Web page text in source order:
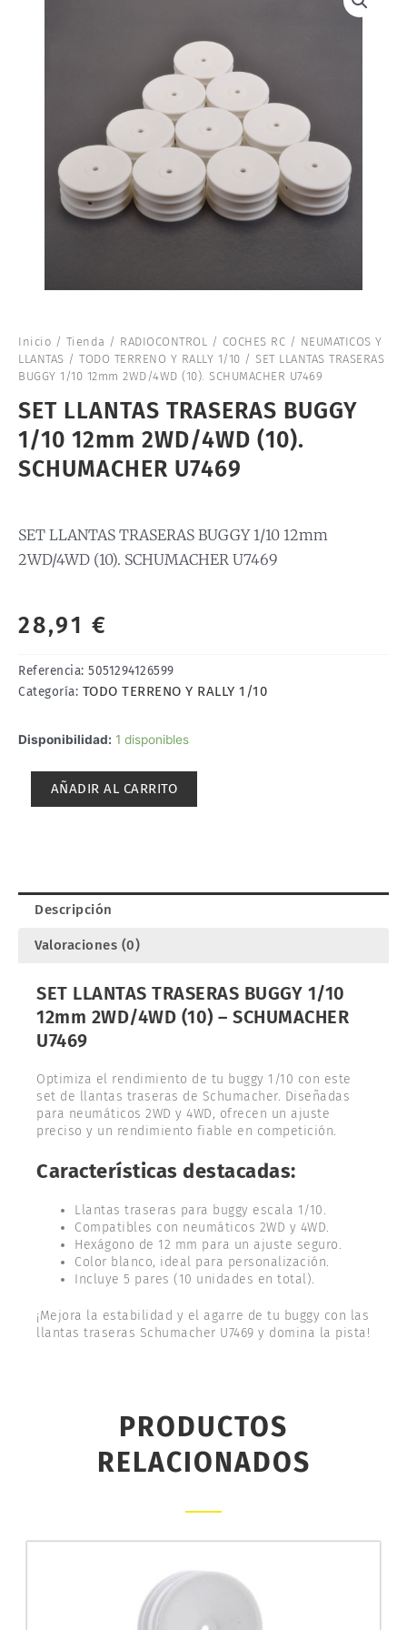
Inicio / Tienda / RADIOCONTROL / COCHES RC / NEUMATICOS Y
LLANTAS / TODO TERRENO Y RALLY 1/10 / SET LLANTAS TRASERAS
BUGGY 1/10 12mm 2WD/4WD (10). SCHUMACHER U7469
SET LLANTAS TRASERAS BUGGY
1/10 12mm 2WD/4WD (10).
SCHUMACHER U7469
SET LLANTAS TRASERAS BUGGY 1/10 12mm
2WD/4WD (10). SCHUMACHER U7469
28,91 €
Referencia: 5051294126599
Categoría: TODO TERRENO Y RALLY 1/10
Disponibilidad: 1 disponibles
SET
TRASERAS
SCHUMACHER
U7469
cantidad
AÑADIR AL CARRITO
Descripción
Valoraciones (0)
SET LLANTAS TRASERAS BUGGY 1/10
12mm 2WD/4WD (10) – SCHUMACHER
U7469
Optimiza el rendimiento de tu buggy 1/10 con este
set de llantas traseras de Schumacher. Diseñadas
para neumáticos 2WD y 4WD, ofrecen un ajuste
preciso y un rendimiento fiable en competición.
Características destacadas:
Llantas traseras para buggy escala 1/10.
Compatibles con neumáticos 2WD y 4WD.
Hexágono de 12 mm para un ajuste seguro.
Color blanco, ideal para personalización.
Incluye 5 pares (10 unidades en total).
¡Mejora la estabilidad y el agarre de tu buggy con las
llantas traseras Schumacher U7469 y domina la pista!
PRODUCTOS
RELACIONADOS